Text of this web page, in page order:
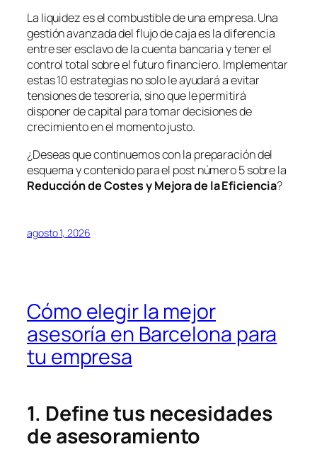
La liquidez es el combustible de una empresa. Una
gestión avanzada del flujo de caja es la diferencia
entre ser esclavo de la cuenta bancaria y tener el
control total sobre el futuro financiero. Implementar
estas 10 estrategias no solo le ayudará a evitar
tensiones de tesorería, sino que le permitirá
disponer de capital para tomar decisiones de
crecimiento en el momento justo.
¿Deseas que continuemos con la preparación del
esquema y contenido para el post número 5 sobre la
Reducción de Costes y Mejora de la Eficiencia?
agosto 1, 2026
Cómo elegir la mejor
asesoría en Barcelona para
tu empresa
1. Define tus necesidades
de asesoramiento